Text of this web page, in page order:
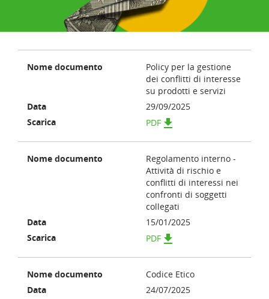
Policy per la gestione
dei conflitti di interesse
su prodotti e servizi
29/09/2025
PDF get_app
Regolamento interno -
Attività di rischio e
conflitti di interessi nei
confronti di soggetti
collegati
15/01/2025
PDF get_app
Codice Etico
24/07/2025